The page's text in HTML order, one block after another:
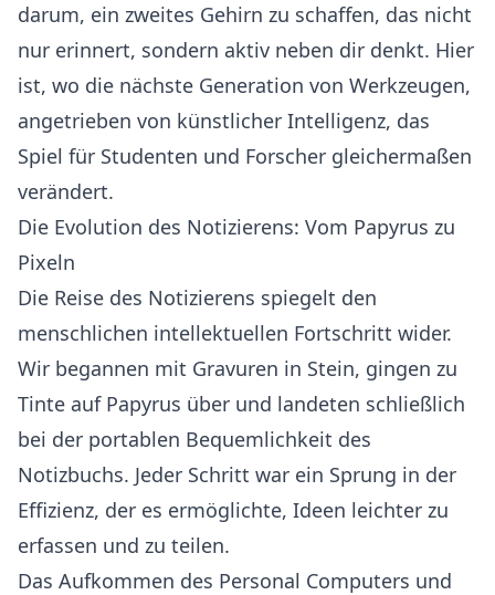
darum, ein zweites Gehirn zu schaffen, das nicht
nur erinnert, sondern aktiv neben dir denkt. Hier
ist, wo die nächste Generation von Werkzeugen,
angetrieben von künstlicher Intelligenz, das
Spiel für Studenten und Forscher gleichermaßen
verändert.
Die Evolution des Notizierens: Vom Papyrus zu
Pixeln
Die Reise des Notizierens spiegelt den
menschlichen intellektuellen Fortschritt wider.
Wir begannen mit Gravuren in Stein, gingen zu
Tinte auf Papyrus über und landeten schließlich
bei der portablen Bequemlichkeit des
Notizbuchs. Jeder Schritt war ein Sprung in der
Effizienz, der es ermöglichte, Ideen leichter zu
erfassen und zu teilen.
Das Aufkommen des Personal Computers und